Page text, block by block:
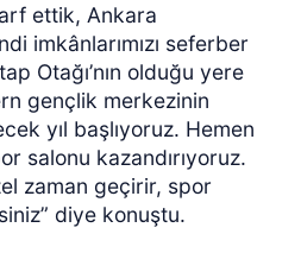
ettik, Ankara
imkânlarımızı seferber
Otağı’nın olduğu yere
gençlik merkezinin
yıl başlıyoruz. Hemen
salonu kazandırıyoruz.
zaman geçirir, spor
diye konuştu.